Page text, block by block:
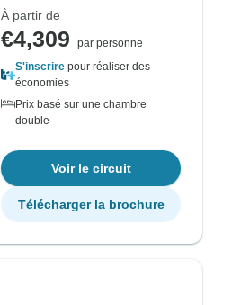
À partir de
€4,309
par personne
S'inscrire pour réaliser des
économies
Prix basé sur une chambre
double
Voir le circuit
Télécharger la brochure